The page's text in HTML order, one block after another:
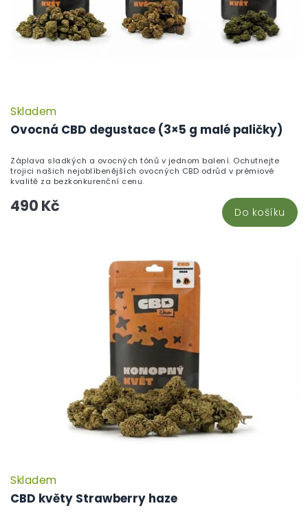
Ovocná CBD degustace (3×5 g malé paličky)
Skladem
490 Kč Do košíku
Záplava sladkých a ovocných tónů v jednom balení. Ochutnejte
trojici našich nejoblíbenějších ovocných CBD odrůd v prémiové
kvalitě za bezkonkurenční cenu.
CBD květy Strawberry haze
Skladem